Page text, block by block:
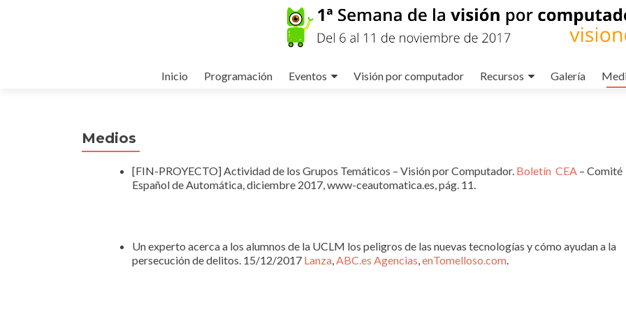
Inicio Programación Eventos Visión por computador Recursos Galería
Medios
[FIN-PROYECTO] Actividad de los Grupos Temáticos – Visión por Computador. Boletín CEA – Comité
Español de Automática, diciembre 2017, www-ceautomatica.es, pág. 11.
Un experto acerca a los alumnos de la UCLM los peligros de las nuevas tecnologías y cómo ayudan a la
persecución de delitos. 15/12/2017 Lanza,ABC.es Agencias,enTomelloso.com.